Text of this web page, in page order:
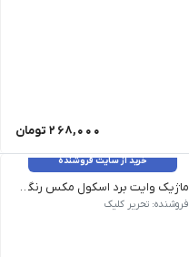
268,000 تومان
خرید از سایت فروشنده
ماژیک وایت برد اسکول مکس رنگی فانتزی
فروشنده: تحریر کلیک